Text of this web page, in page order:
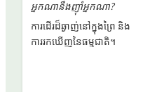
អ្នកណានឹងញ៉ាំអ្នកណា?
ការដើរដ៏ឆ្ងាញ់នៅក្នុងព្រៃ និង
ការរកឃើញនៃធម្មជាតិ។